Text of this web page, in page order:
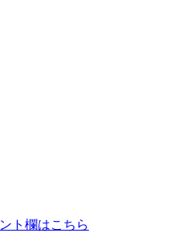
ト欄はこちら